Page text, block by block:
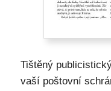
Tištěný
vaší poštovní